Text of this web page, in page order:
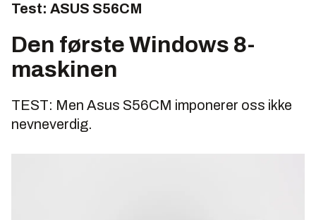
Test: ASUS S56CM
Den første Windows 8-
maskinen
TEST: Men Asus S56CM imponerer oss ikke
nevneverdig.